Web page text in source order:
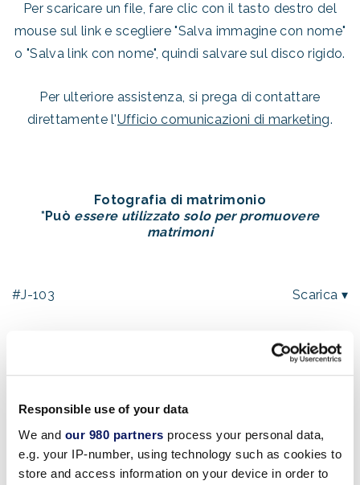
Responsible use of your data
We and our 980 partners process your personal data,
e.g. your IP-number, using technology such as cookies to
store and access information on your device in order to
Per scaricare un file, fare clic con il tasto destro del
mouse sul link e scegliere "Salva immagine con nome"
o "Salva link con nome", quindi salvare sul disco rigido.
Per ulteriore assistenza, si prega di contattare
direttamente l'Ufficio comunicazioni di marketing.
Fotografia di matrimonio
*Può essere utilizzato solo per promuovere
matrimoni
#J-103 Scarica ▾
matrimoni
#J-104 Scarica ▾